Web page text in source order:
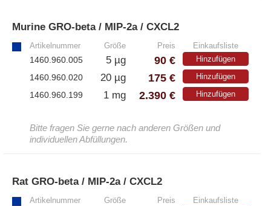
– Alle White Label und technische Produkte
– A·EL·VIS Produkte
– EzScope 101 Live Cell Imaging System
Murine GRO-beta / MIP-2a / CXCL2
Artikelnummer Größe Preis Einkaufsliste
1460.960.005 5 µg 90 € Hinzufügen
1460.960.020 20 µg 175 € Hinzufügen
1460.960.199 1 mg 2.390 € Hinzufügen
Bitte fragen Sie gerne nach anderen Größen und
individuellen Abfüllungen.
Rat GRO-beta / MIP-2a / CXCL2
Artikelnummer Größe Preis Einkaufsliste